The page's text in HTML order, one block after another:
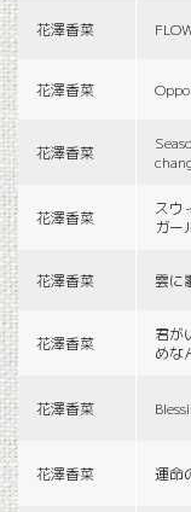
花澤香菜
花澤香菜
花澤香菜
花澤香菜
スウ
ガー
花澤香菜 雲に
花澤香菜
君が
めな
花澤香菜
花澤香菜 運命